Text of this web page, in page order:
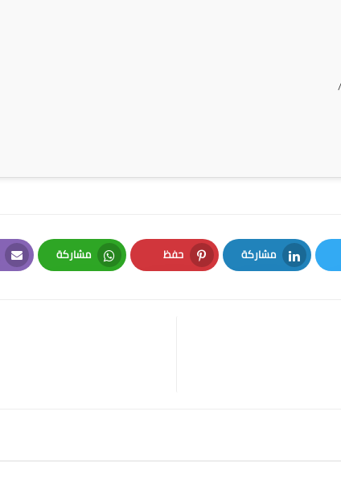
مشاركة
LinkedIn
حفظ
Pinterest
مشاركة
Whatsapp